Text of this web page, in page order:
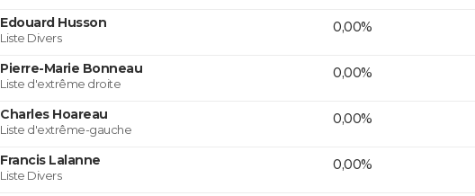
Edouard Husson
Liste Divers
0,00%
Pierre-Marie Bonneau
Liste d'extrême droite
0,00%
Charles Hoareau
Liste d'extrême-gauche
0,00%
Francis Lalanne
Liste Divers
0,00%